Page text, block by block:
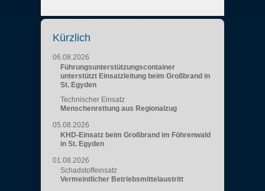
Kürzlich
06.08.2026
Führungsunterstützungscontainer
unterstützt Einsatzleitung beim Großbrand in
St. Egyden
Technischer Einsatz
Menschenrettung aus Regionalzug
05.08.2026
KHD-Einsatz beim Großbrand im Föhrenwald
in St. Egyden
01.08.2026
Schadstoffeinsatz
Vermeintlicher Betriebsmittelaustritt